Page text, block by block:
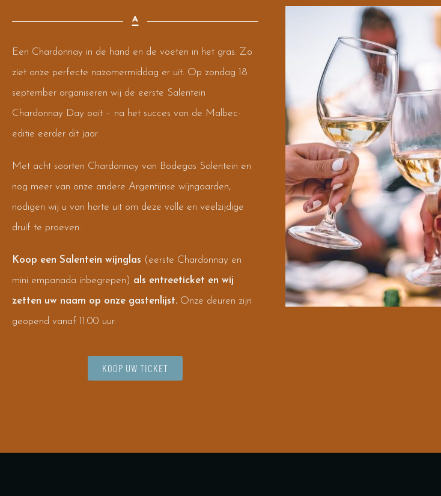
Een Chardonnay in de hand en de voeten in het gras. Zo
ziet onze perfecte nazomermiddag er uit. Op zondag 18
september organiseren wij de eerste Salentein
Chardonnay Day ooit – na het succes van de Malbec-
editie eerder dit jaar.
Met acht soorten Chardonnay van Bodegas Salentein en
nog meer van onze andere Argentijnse wijngaarden,
nodigen wij u van harte uit om deze volle en veelzijdige
druif te proeven.
Koop een Salentein wijnglas (eerste Chardonnay en
mini empanada inbegrepen) als entreeticket en wij
zetten uw naam op onze gastenlijst. Onze deuren zijn
geopend vanaf 11.00 uur.
KOOP UW TICKET